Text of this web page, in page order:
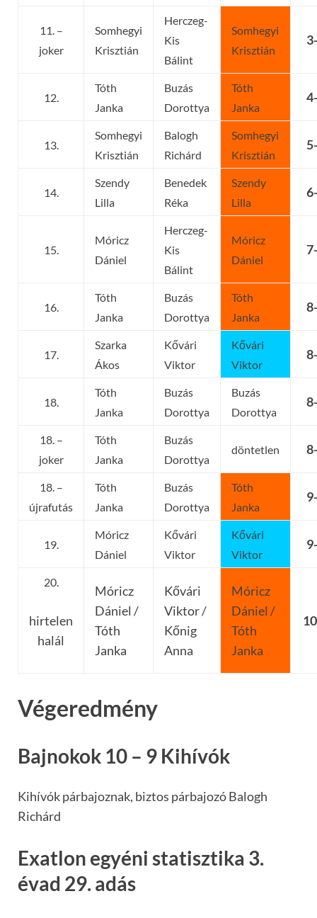
11. –
joker
Somhegyi
Krisztián
Herczeg-
Kis
Bálint
Somhegyi
Krisztián
12.
Tóth
Janka
Buzás
Dorottya
Tóth
Janka
13.
Somhegyi
Krisztián
Balogh
Richárd
Somhegyi
Krisztián
14.
Szendy
Lilla
Benedek
Réka
Szendy
Lilla
15.
Móricz
Dániel
Herczeg-
Kis
Bálint
Móricz
Dániel
16.
Tóth
Janka
Buzás
Dorottya
Tóth
Janka
17.
Szarka
Ákos
Kővári
Viktor
Kővári
Viktor
18.
Tóth
Janka
Buzás
Dorottya
Buzás
Dorottya
18. –
joker
Tóth
Janka
Buzás
Dorottya
döntetlen
18. –
újrafutás
Tóth
Janka
Buzás
Dorottya
Tóth
Janka
19.
Móricz
Dániel
Kővári
Viktor
Kővári
Viktor
20.
hirtelen
halál
Móricz
Dániel /
Tóth
Janka
Kővári
Viktor /
Kőnig
Anna
Móricz
Dániel /
Tóth
Janka
Végeredmény
Bajnokok 10 – 9 Kihívók
Kihívók párbajoznak, biztos párbajozó Balogh
Richárd
Exatlon egyéni statisztika 3.
évad 29. adás